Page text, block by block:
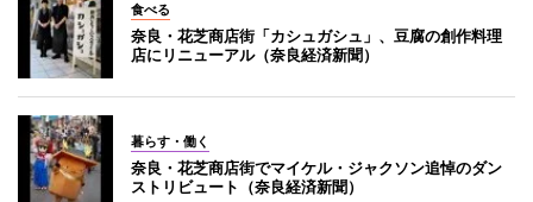
食べる
奈良・花芝商店街「カシュガシュ」、豆腐の創作料理
店にリニューアル（奈良経済新聞）
暮らす・働く
奈良・花芝商店街でマイケル・ジャクソン追悼のダン
ストリビュート（奈良経済新聞）